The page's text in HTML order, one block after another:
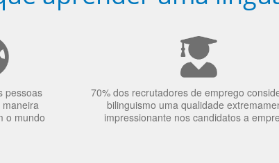
pessoas
o mundo
70% dos recrutadores de emprego
bilinguismo uma qualidade
impressionante nos candidatos a